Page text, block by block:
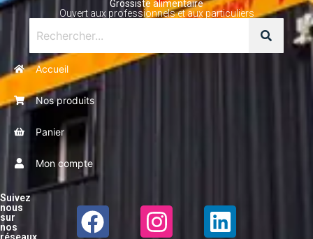
Grossiste alimentaire
Ouvert aux professionnels et aux particuliers
Accueil
Nos produits
Panier
Mon compte
Suivez
nous
sur
nos